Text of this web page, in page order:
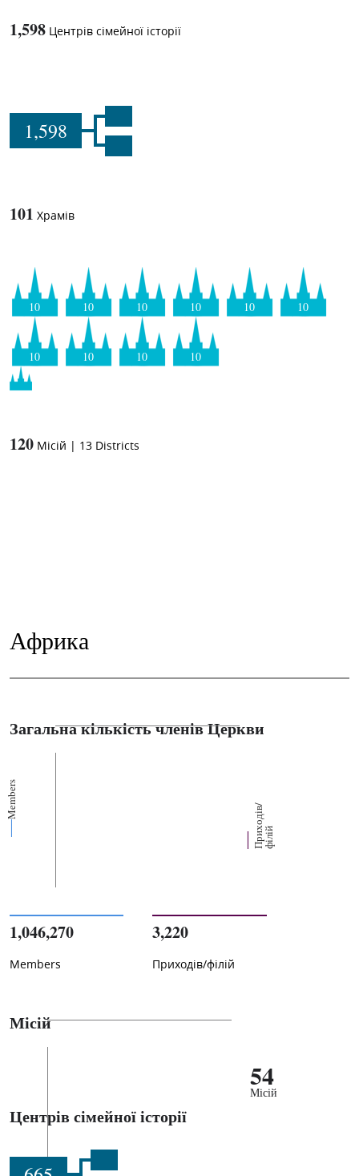
1,598 Центрів сімейної історії
1,598
101 Храмів
10 10 10 10 10 10
10 10 10 10
120 Місій | 13 Districts
Африка
Загальна кількість членів Церкви
Members
П
р
их
о
д
і
в
/
ф
і
л
ій
1,046,270
Members
3,220
Приходів/філій
Місій
54
Місій
Центрів сімейної історії